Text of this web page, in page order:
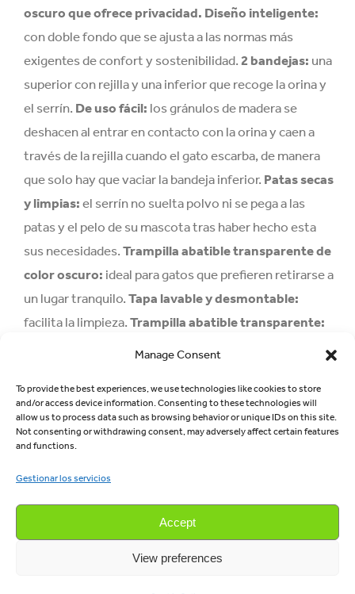
Manage Consent
To provide the best experiences, we use technologies like cookies to store
and/or access device information. Consenting to these technologies will
allow us to process data such as browsing behavior or unique IDs on this site.
Not consenting or withdrawing consent, may adversely affect certain features
and functions.
Gestionar los servicios
Accept
View preferences
oscuro que ofrece privacidad. Diseño inteligente:
con doble fondo que se ajusta a las normas más
exigentes de confort y sostenibilidad. 2 bandejas: una
superior con rejilla y una inferior que recoge la orina y
el serrín. De uso fácil: los gránulos de madera se
deshacen al entrar en contacto con la orina y caen a
través de la rejilla cuando el gato escarba, de manera
que solo hay que vaciar la bandeja inferior. Patas secas
y limpias: el serrín no suelta polvo ni se pega a las
patas y el pelo de su mascota tras haber hecho esta
sus necesidades. Trampilla abatible transparente de
color oscuro: ideal para gatos que prefieren retirarse a
un lugar tranquilo. Tapa lavable y desmontable:
facilita la limpieza. Trampilla abatible transparente:
desmontable:para un transporte más cómodo.
LEER MÁS